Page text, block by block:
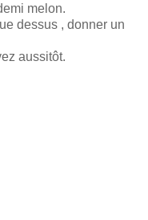
melon.
dessus , donner un
aussitôt.